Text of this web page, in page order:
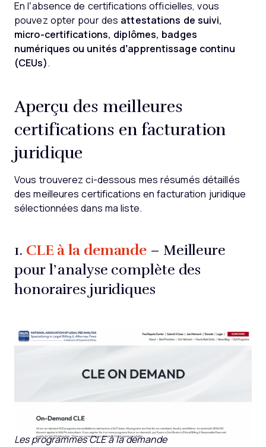
En l’absence de certifications officielles, vous
pouvez opter pour des attestations de suivi,
micro-certifications, diplômes, badges
numériques ou unités d’apprentissage continu
(CEUs) .
Aperçu des meilleures
certifications en facturation
juridique
Vous trouverez ci-dessous mes résumés détaillés
des meilleures certifications en facturation juridique
sélectionnées dans ma liste.
1. CLE à la demande – Meilleure
pour l’analyse complète des
honoraires juridiques
Les programmes CLE à la demande